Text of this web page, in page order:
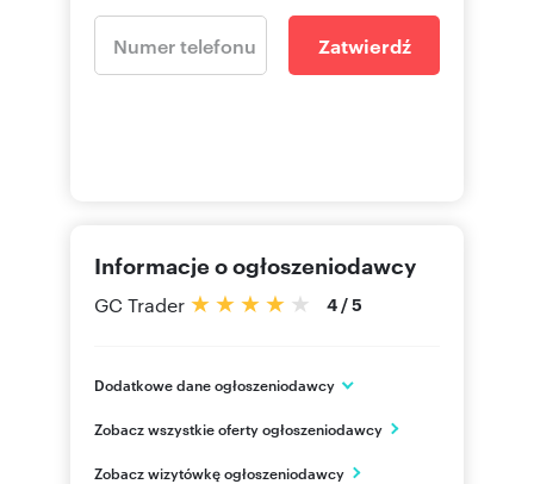
Zatwierdź
Informacje o ogłoszeniodawcy
GC Trader 4 /5
Dodatkowe dane ogłoszeniodawcy
Warszawa
PL
Zobacz wszystkie oferty ogłoszeniodawcy
Zobacz wizytówkę ogłoszeniodawcy